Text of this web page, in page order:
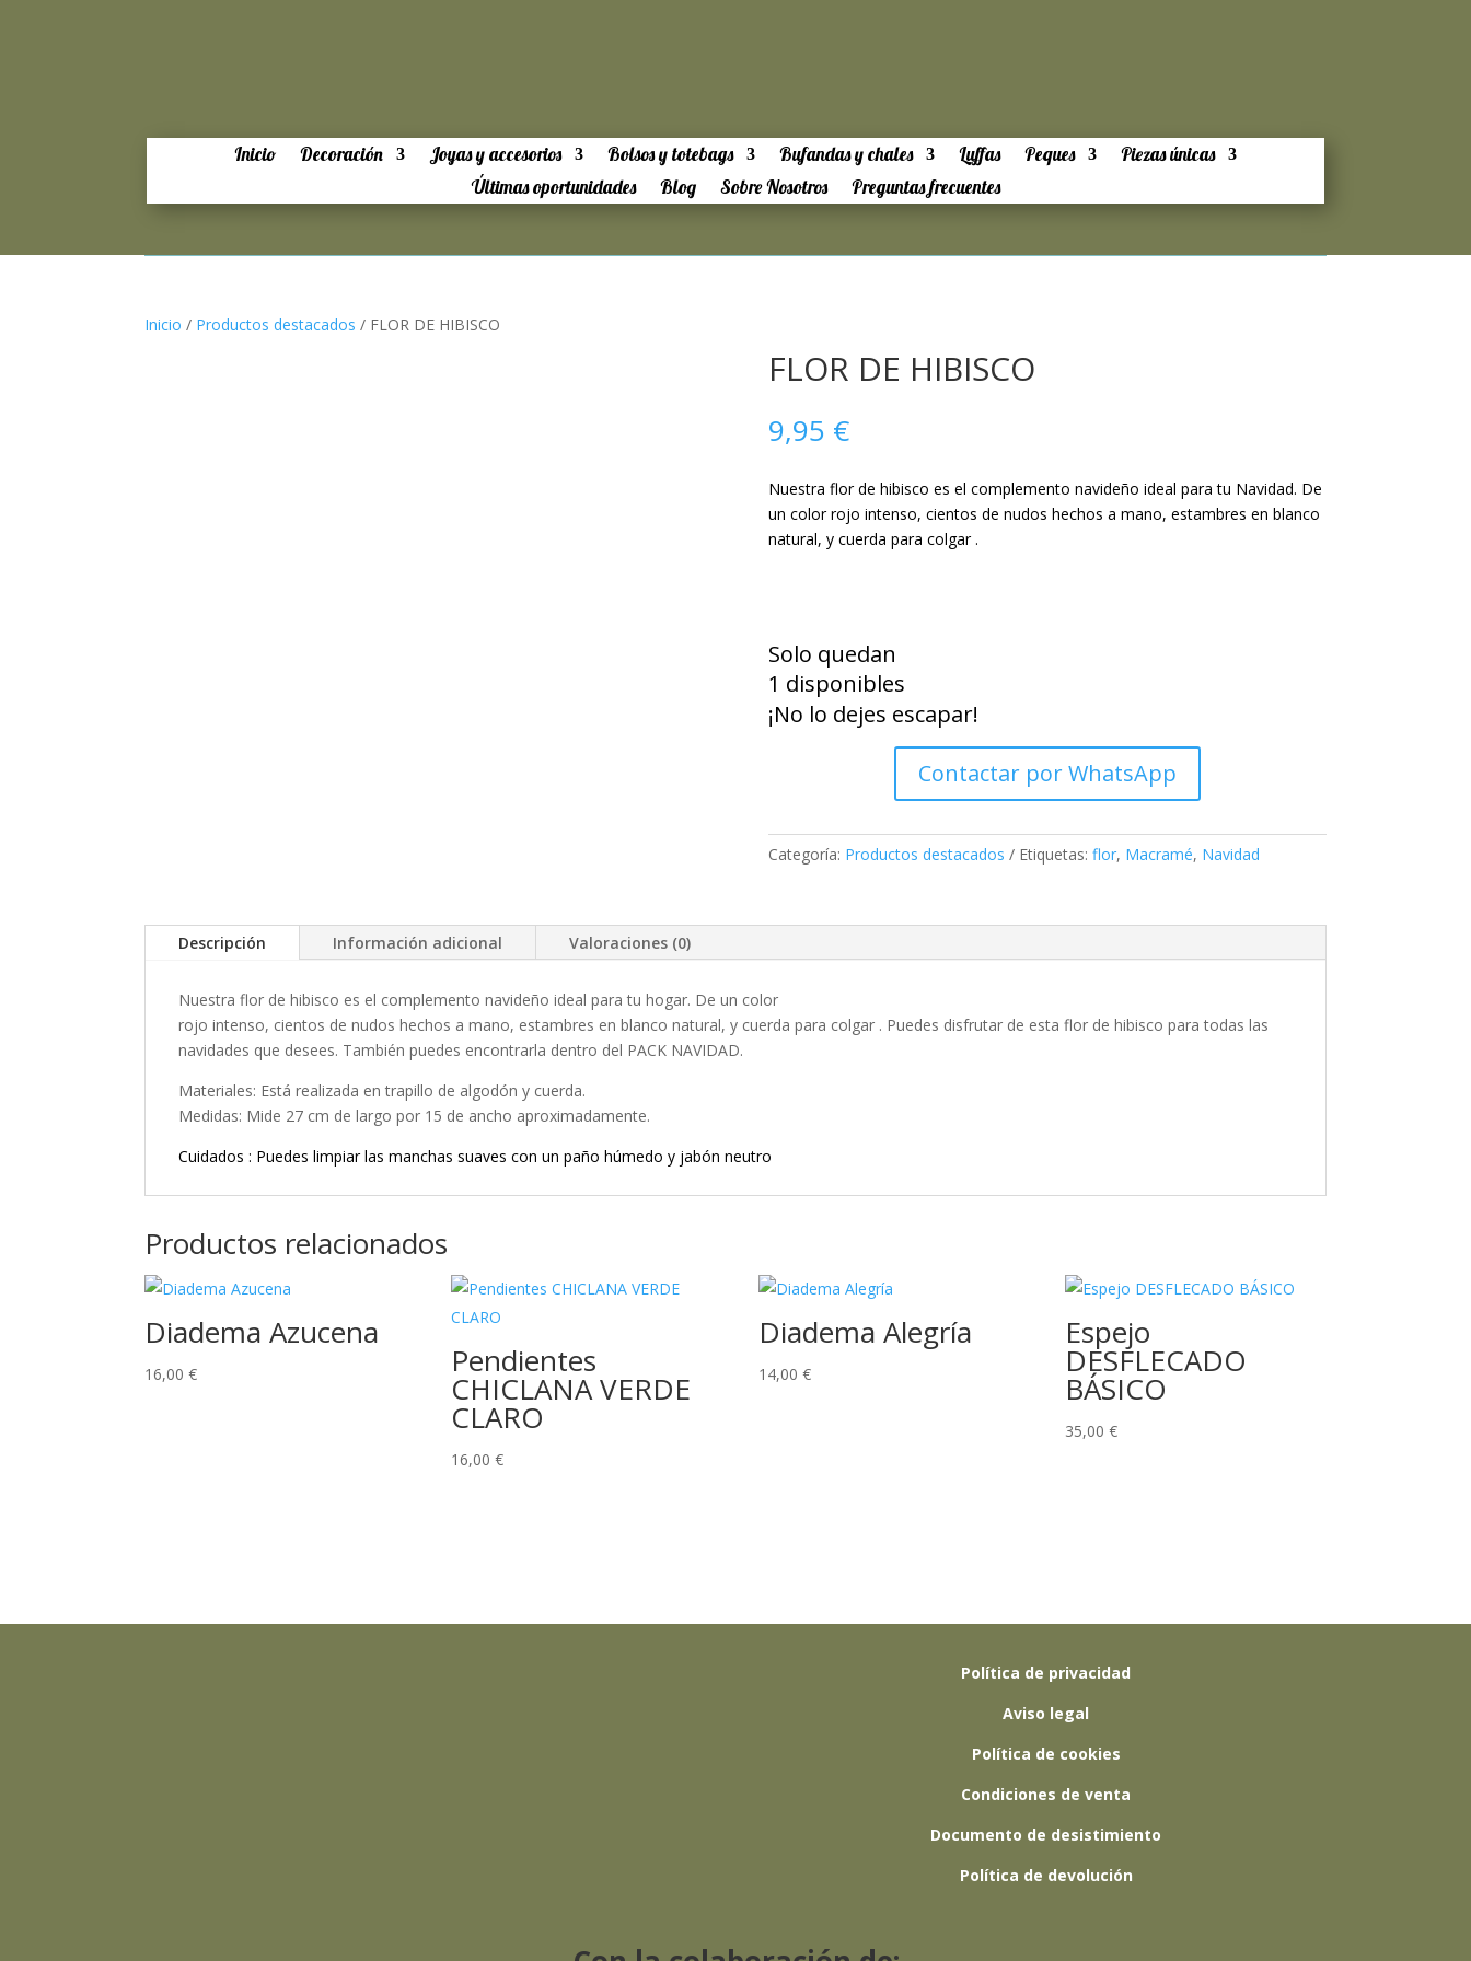
Inicio Decoración Joyas y accesorios Bolsos y totebags Bufandas y chales Luffas Peques
Piezas únicas
Últimas oportunidades
Blog Sobre Nosotros Preguntas frecuentes
Inicio / Productos destacados / FLOR DE HIBISCO
FLOR DE HIBISCO
9,95 €
Nuestra flor de hibisco es el complemento navideño ideal para tu Navidad. De
un color rojo intenso, cientos de nudos hechos a mano, estambres en blanco
natural, y cuerda para colgar .
HIBISCO
cantidad
Solo quedan
1 disponibles
¡No lo dejes escapar!
Contactar por WhatsApp
Categoría: Productos destacados Etiquetas: flor, Macramé, Navidad
Descripción Información adicional Valoraciones (0)
Nuestra flor de hibisco es el complemento navideño ideal para tu hogar. De un color
rojo intenso, cientos de nudos hechos a mano, estambres en blanco natural, y cuerda para colgar . Puedes disfrutar de esta flor de hibisco para todas las
navidades que desees. También puedes encontrarla dentro del PACK NAVIDAD.
Materiales: Está realizada en trapillo de algodón y cuerda.
Medidas: Mide 27 cm de largo por 15 de ancho aproximadamente.
Cuidados : Puedes limpiar las manchas suaves con un paño húmedo y jabón neutro
Productos relacionados
Diadema Azucena
16,00 € Pendientes
CHICLANA VERDE
CLARO
16,00€
Diadema Alegría
14,00 €
Espejo
DESFLECADO
BÁSICO
35,00 €
Política de privacidad
Aviso legal
Política de cookies
Condiciones de venta
Documento de desistimiento
Política de devolución